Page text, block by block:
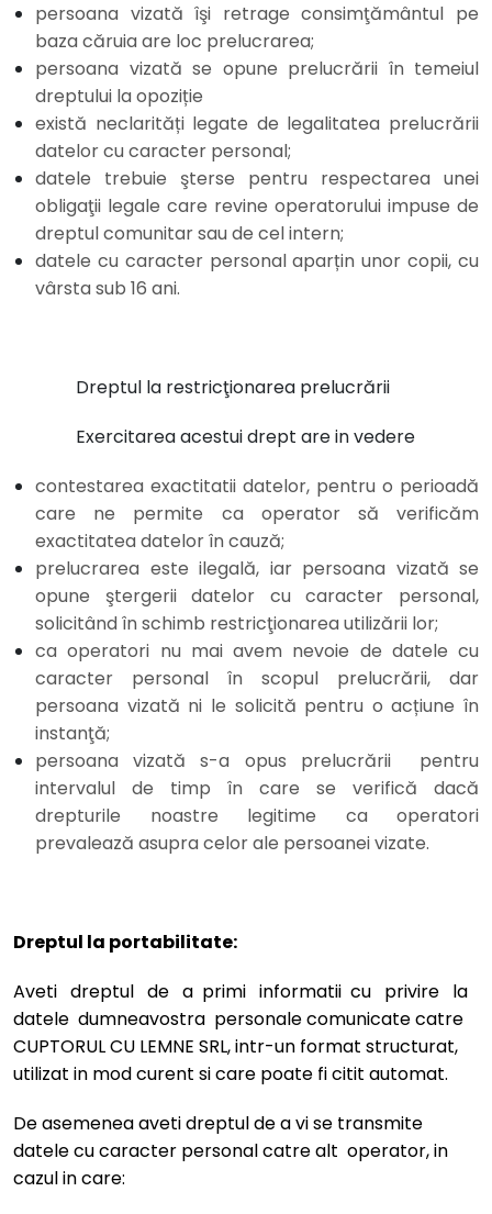
persoana vizată îşi retrage consimţământul pe
baza căruia are loc prelucrarea;
persoana vizată se opune prelucrării în temeiul
dreptului la opoziție
există neclarități legate de legalitatea prelucrării
datelor cu caracter personal;
datele trebuie şterse pentru respectarea unei
obligaţii legale care revine operatorului impuse de
dreptul comunitar sau de cel intern;
datele cu caracter personal aparțin unor copii, cu
vârsta sub 16 ani.
Dreptul la restricţionarea prelucrării
Exercitarea acestui drept are in vedere
contestarea exactitatii datelor, pentru o perioadă
care ne permite ca operator să verificăm
exactitatea datelor în cauză;
prelucrarea este ilegală, iar persoana vizată se
opune ştergerii datelor cu caracter personal,
solicitând în schimb restricţionarea utilizării lor;
ca operatori nu mai avem nevoie de datele cu
caracter personal în scopul prelucrării, dar
persoana vizată ni le solicită pentru o acțiune în
instanţă;
persoana vizată s-a opus prelucrării pentru
intervalul de timp în care se verifică dacă
drepturile noastre legitime ca operatori
prevalează asupra celor ale persoanei vizate.
Dreptul la portabilitate:
Aveti dreptul de a primi informatii cu privire la
datele dumneavostra personale comunicate catre
CUPTORUL CU LEMNE SRL, intr-un format structurat,
utilizat in mod curent si care poate fi citit automat.
De asemenea aveti dreptul de a vi se transmite
datele cu caracter personal catre alt operator, in
cazul in care: